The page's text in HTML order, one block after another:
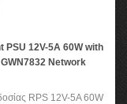
PSU 12V-5A 60W with
Network
RPS 12V-5A 60W